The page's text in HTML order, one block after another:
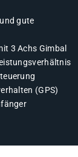
gute
3 Achs Gimbal
(GPS)